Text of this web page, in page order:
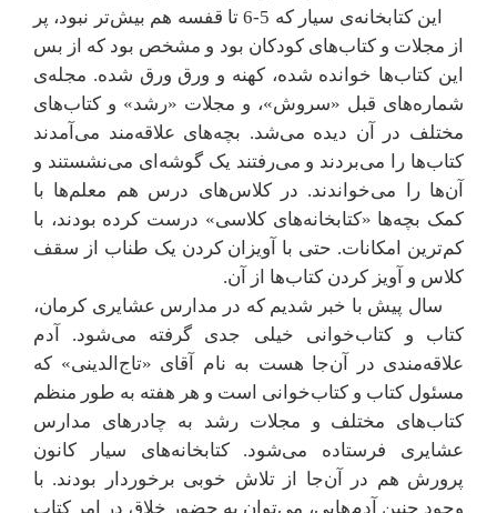
این کتابخانه‌ی سیار که 5-6 تا قفسه هم بیش‌تر نبود، پر
از مجلات و کتاب‌های کودکان بود و مشخص بود که از بس
این کتاب‌ها خوانده شده، کهنه و ورق ورق شده. مجله‌ی
شماره‌های قبل «سروش»، و مجلات «رشد» و کتاب‌های
مختلف در آن دیده می‌شد. بچه‌های علاقه‌مند می‌آمدند
کتاب‌ها را می‌بردند و می‌رفتند یک گوشه‌ای می‌نشستند و
آن‌ها را می‌خواندند. در کلاس‌های درس هم معلم‌ها با
کمک بچه‌ها «کتابخانه‌های کلاسی» درست کرده بودند، با
کم‌ترین امکانات. حتی با آویزان کردن یک طناب از سقف
کلاس و آویز کردن کتاب‌ها از آن.
سال پیش با خبر شدیم که در مدارس عشایری کرمان،
کتاب و کتاب‌خوانی خیلی جدی گرفته می‌شود. آدم
علاقه‌مندی در آن‌جا هست به نام آقای «تاج‌الدینی» که
مسئول کتاب و کتاب‌خوانی است و هر هفته به طور منظم
کتاب‌های مختلف و مجلات رشد به چادرهای مدارس
عشایری فرستاده می‌شود. کتابخانه‌های سیار کانون
پرورش هم در آن‌جا از تلاش خوبی برخوردار بودند. با
وجود چنین آدم‌هایی، می‌توان به حضور خلاق در امر کتاب